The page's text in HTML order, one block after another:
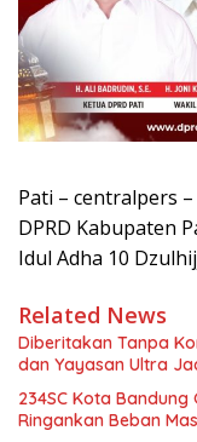
Pati – centralpers
DPRD Kabupaten
Idul Adha 10
Related News
Diberitakan Tanpa
dan Yayasan Ultra
234SC Kota
Ringankan Beban